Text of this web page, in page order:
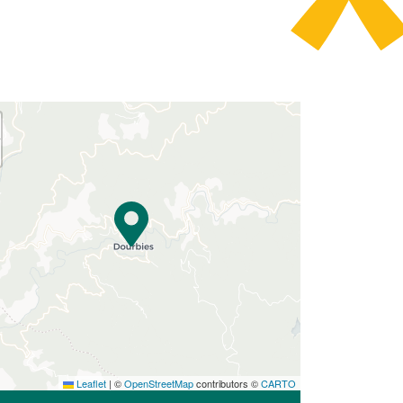
Leaflet | ©OpenStreetMapcontributors ©CARTO